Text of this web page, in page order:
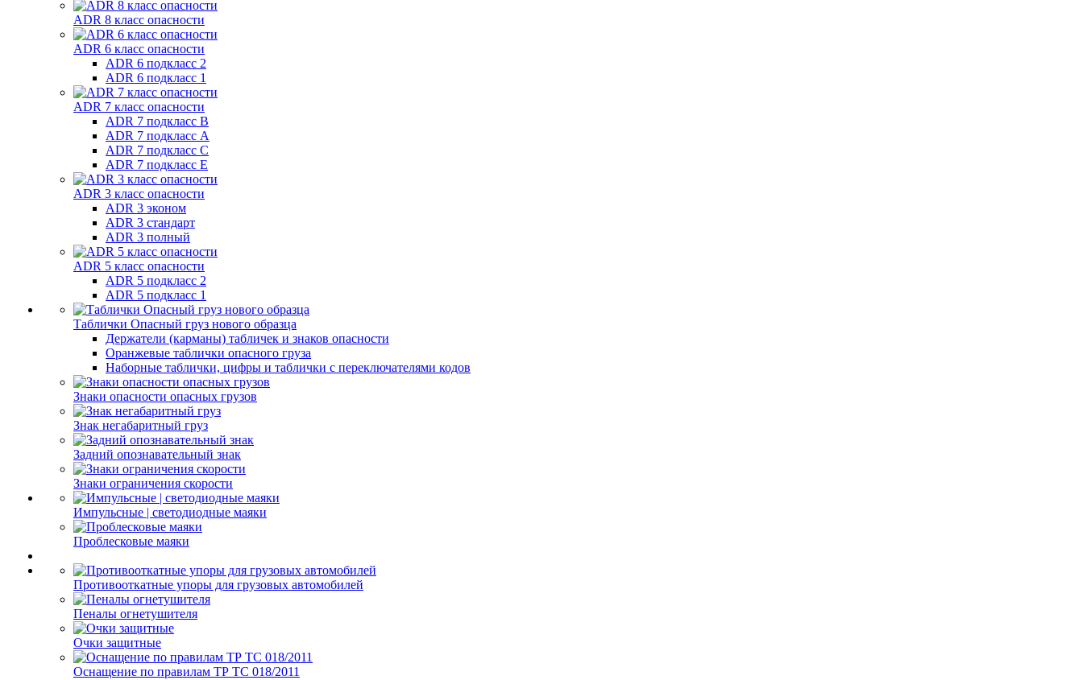
ADR 8 класс опасности
ADR 6 класс опасности
ADR 6 подкласс 2
ADR 6 подкласс 1
ADR 7 класс опасности
ADR 7 подкласс B
ADR 7 подкласс A
ADR 7 подкласс C
ADR 7 подкласс E
ADR 3 класс опасности
ADR 3 эконом
ADR 3 стандарт
ADR 3 полный
ADR 5 класс опасности
ADR 5 подкласс 2
ADR 5 подкласс 1
Таблички Опасный груз нового образца
Держатели (карманы) табличек и знаков опасности
Оранжевые таблички опасного груза
Наборные таблички, цифры и таблички с переключателями кодов
Знаки опасности опасных грузов
Знак негабаритный груз
Задний опознавательный знак
Знаки ограничения скорости
Импульсные | светодиодные маяки
Проблесковые маяки
Противооткатные упоры для грузовых автомобилей
Пеналы огнетушителя
Очки защитные
Оснащение по правилам ТР ТС 018/2011